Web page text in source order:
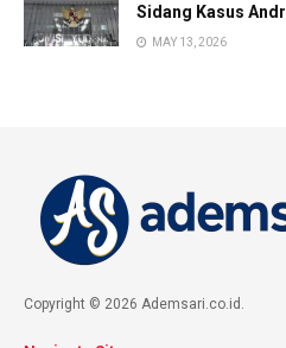
Sidang Kasus
MAY 13, 2026
Copyright © 2026 Ademsari.co.id.